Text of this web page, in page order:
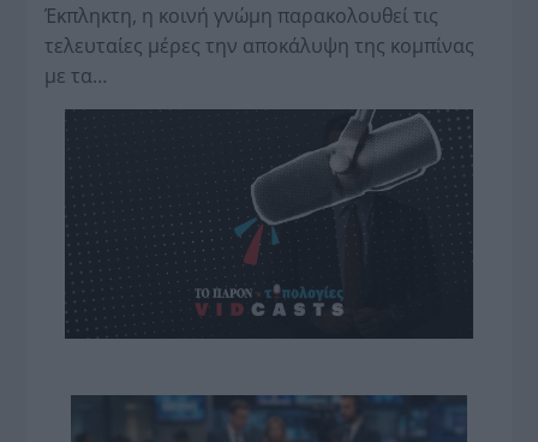
Έκπληκτη, η κοινή γνώμη παρακολουθεί τις
τελευταίες μέρες την αποκάλυψη της κο­μπίνας
με τα…